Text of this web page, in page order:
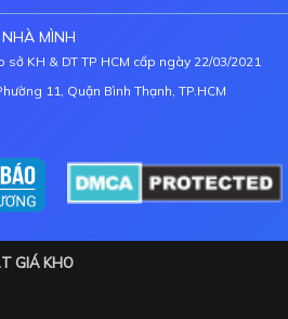
MÌNH
sở KH & DT TP HCM cấp ngày 22/03/2021
11, Quận Bình Thạnh, TP.HCM
GIÁ KHO